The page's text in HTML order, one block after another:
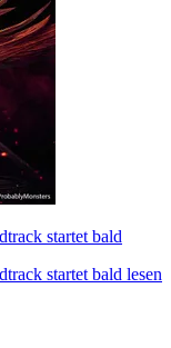
startet bald
startet bald lesen